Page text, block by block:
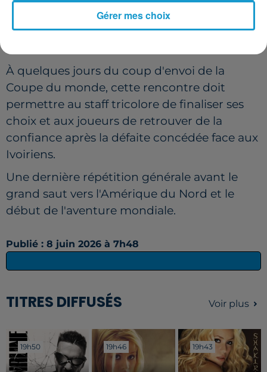
Deschamps.
DERNIERS RÉGLAGES AVANT LE
À quelques jours du coup d'envoi de la
Coupe du monde, cette rencontre doit
permettre au staff tricolore de finaliser ses
choix et aux joueurs de retrouver de la
confiance après la défaite concédée face aux
Ivoiriens.
Une dernière répétition générale avant le
grand saut vers l'Amérique du Nord et le
début de l'aventure mondiale.
Publié : 8 juin 2026 à 7h48
TITRES DIFFUSÉS Voir plus
19h50
19h50 19h46
19h46 19h43
19h43
Gérer mes choix